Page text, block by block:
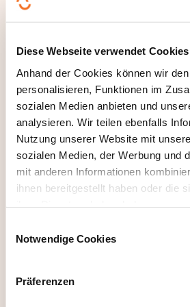
Diese Webseite verwendet Cookies
Anhand der Cookies können wir
personalisieren, Funktionen im
sozialen Medien anbieten und
analysieren. Wir teilen ebenfalls
Nutzung unserer Website mit
sozialen Medien, der Werbung und
mit anderen Informationen
ihnen bereitgestellt haben oder die
Notwendige Cookies
Präferenzen
Hier klicken,
gorien
Hier klicken,